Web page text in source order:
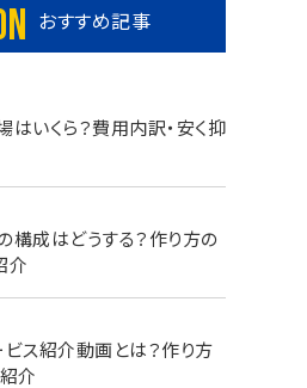
おすすめ記事
いくら？費用内訳・安く抑
構成はどうする？作り方の
介
ス紹介動画とは？作り方
介